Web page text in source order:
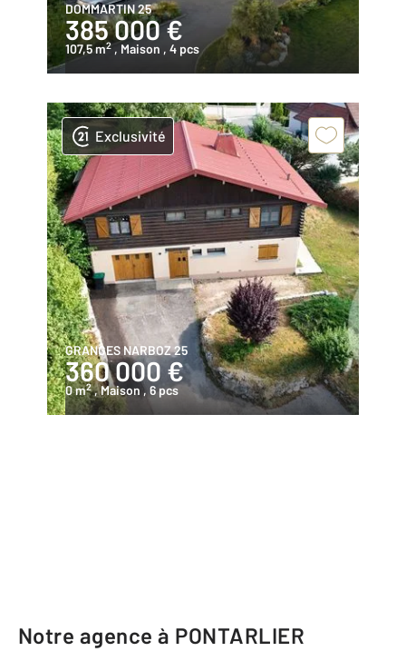
DOMMARTIN 25
385 000 €
107,5 m2 , Maison , 4 pcs
Exclusivité
GRANGES NARBOZ 25
360 000 €
0 m2 , Maison , 6 pcs
Notre agence à PONTARLIER